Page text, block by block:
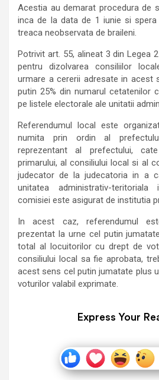
Acestia au demarat procedura de
inca de la data de 1 iunie si
treaca neobservata de braileni.
Potrivit art. 55, alineat 3 din Legea
pentru dizolvarea consiliilor
urmare a cererii adresate in acest
putin 25% din numarul cetatenilor
pe listele electorale ale unitatii
Referendumul local este
numita prin ordin al
reprezentant al prefectului,
primarului, al consiliului local si al
judecator de la judecatoria in a
unitatea administrativ-
comisiei este asigurat de institutia
In acest caz, referendumul
prezentat la urne cel putin
total al locuitorilor cu drept de
consiliului local sa fie aprobata,
acest sens cel putin jumatate plus
voturilor valabil exprimate.
Express Your